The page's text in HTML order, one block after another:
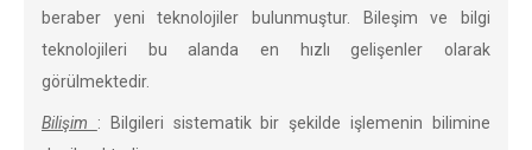
beraber yeni teknolojiler bulunmuştur. Bileşim ve bilgi
teknolojileri bu alanda en hızlı gelişenler olarak
görülmektedir.
Bilişim : Bilgileri sistematik bir şekilde işlemenin bilimine